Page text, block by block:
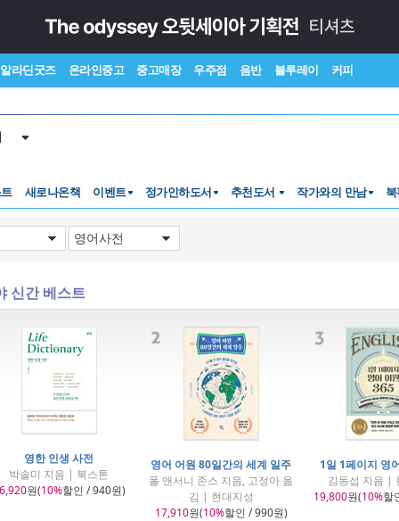
알라딘굿즈 온라인중고 중고매장 우주점 음반 블루레이 커피
새로나온책 이벤트 정가인하도서 추천도서 작가와의 만남
신간 베스트
영한 인생 사전
박솔미 지음 | 북스톤
원(10%할인 / 940원)
영어 어원 80일간의 세계 일주
폴 앤서니 존스 지음, 고정아 옮
김 | 현대지성
17,910원(10%할인 / 990원)
1일 1페이지 영
김동섭 지음 |
19,800원(10%할